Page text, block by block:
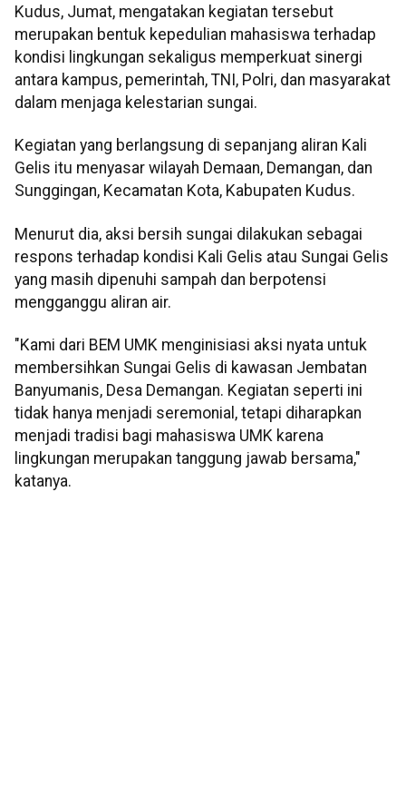
Kudus, Jumat, mengatakan kegiatan tersebut
merupakan bentuk kepedulian mahasiswa terhadap
kondisi lingkungan sekaligus memperkuat sinergi
antara kampus, pemerintah, TNI, Polri, dan masyarakat
dalam menjaga kelestarian sungai.
Kegiatan yang berlangsung di sepanjang aliran Kali
Gelis itu menyasar wilayah Demaan, Demangan, dan
Sunggingan, Kecamatan Kota, Kabupaten Kudus.
Menurut dia, aksi bersih sungai dilakukan sebagai
respons terhadap kondisi Kali Gelis atau Sungai Gelis
yang masih dipenuhi sampah dan berpotensi
mengganggu aliran air.
"Kami dari BEM UMK menginisiasi aksi nyata untuk
membersihkan Sungai Gelis di kawasan Jembatan
Banyumanis, Desa Demangan. Kegiatan seperti ini
tidak hanya menjadi seremonial, tetapi diharapkan
menjadi tradisi bagi mahasiswa UMK karena
lingkungan merupakan tanggung jawab bersama,"
katanya.